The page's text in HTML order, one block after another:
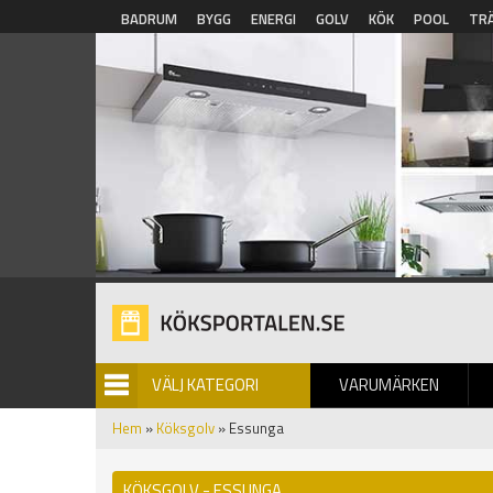
Hoppa till huvudinnehåll
BADRUM BYGG ENERGI GOLV KÖK POOL
VÄLJ KATEGORI VARUMÄRKEN
BILDGALLERI
Hem » Köksgolv » Essunga